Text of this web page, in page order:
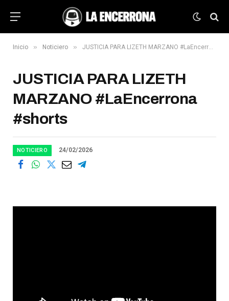
Inicio » Noticiero » JUSTICIA PARA LIZETH MARZANO #LaEncerrona #shorts
JUSTICIA PARA LIZETH
MARZANO #LaEncerrona
#shorts
NOTICIERO 24/02/2026